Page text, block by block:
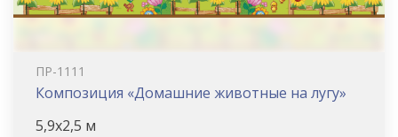
ПР-1111
Композиция «Домашние животные на лугу»
5,9х2,5 м